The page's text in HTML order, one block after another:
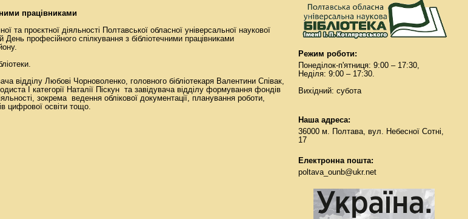
працівниками
та проєктної діяльності Полтавської обласної універсальної наукової
День професійного спілкування з бібліотечними працівниками
відділу Любові Чорноволенко, головного бібліотекаря Валентини Співак,
І категорії Наталії Піскун та завідувача відділу формування фондів
зокрема ведення облікової документації, планування роботи,
цифрової освіти тощо.
Режим роботи:
Понеділок-п'ятниця: 9:00 – 17:30,
Неділя: 9:00 – 17:30.
Вихідний: субота
Наша адреса:
36000 м. Полтава, вул. Небесної Сотні,
17
Електронна пошта:
poltava_ounb@ukr.net